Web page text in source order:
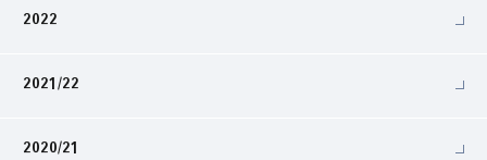
2022
2021/22
2020/21